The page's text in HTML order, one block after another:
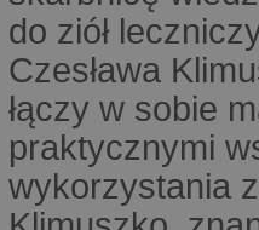
do ziół
Czesława
łączy w sobie
praktycznymi
wykorzystania